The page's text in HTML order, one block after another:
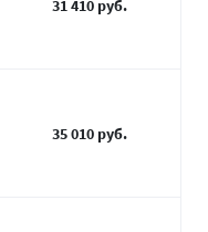
31 410 руб.
35 010 руб.